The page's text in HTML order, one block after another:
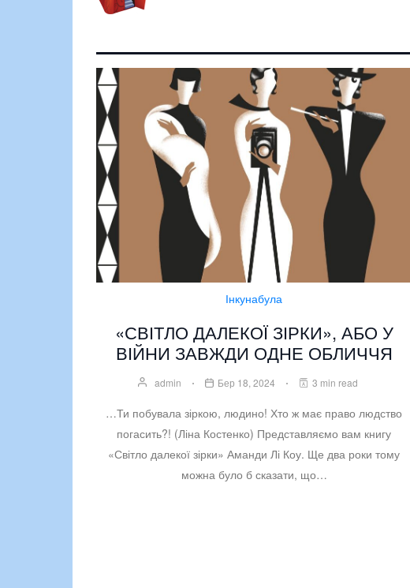
Інкунабула
«СВІТЛО ДАЛЕКОЇ ЗІРКИ», АБО У
ВІЙНИ ЗАВЖДИ ОДНЕ ОБЛИЧЧЯ
admin Бер 18, 2024 3 min read
…Ти побувала зіркою, людино! Хто ж має право людство
погасить?! (Ліна Костенко) Представляємо вам книгу
«Світло далекої зірки» Аманди Лі Коу. Ще два роки тому
можна було б сказати, що…